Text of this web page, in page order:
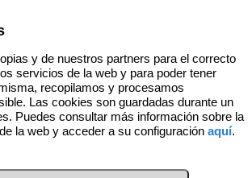
y de nuestros partners para el correcto
servicios de la web y para poder tener
recopilamos y procesamos
Las cookies son guardadas durante un
Puedes consultar más información sobre la
la web y acceder a su configuración aquí.